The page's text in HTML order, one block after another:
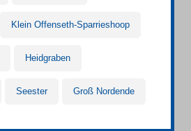
Klein Offenseth-Sparrieshoop
Heidgraben
Seester Groß Nordende